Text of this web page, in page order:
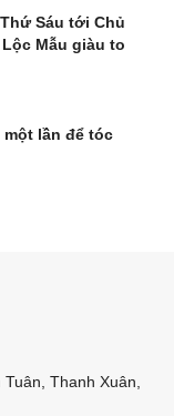
Sáu tới Chủ
Mẫu giàu to
một lần để tóc
Thanh Xuân,